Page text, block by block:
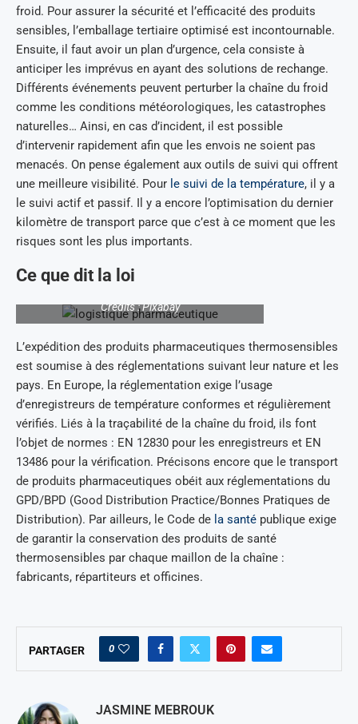
froid. Pour assurer la sécurité et l’efficacité des produits
sensibles, l’emballage tertiaire optimisé est incontournable.
Ensuite, il faut avoir un plan d’urgence, cela consiste à
anticiper les imprévus en ayant des solutions de rechange.
Différents événements peuvent perturber la chaîne du froid
comme les conditions météorologiques, les catastrophes
naturelles… Ainsi, en cas d’incident, il est possible
d’intervenir rapidement afin que les envois ne soient pas
menacés. On pense également aux outils de suivi qui offrent
une meilleure visibilité. Pour le suivi de la température, il y a
le suivi actif et passif. Il y a encore l’optimisation du dernier
kilomètre de transport parce que c’est à ce moment que les
risques sont les plus importants.
Ce que dit la loi
Crédits : Pixabay
L’expédition des produits pharmaceutiques thermosensibles
est soumise à des réglementations suivant leur nature et les
pays. En Europe, la réglementation exige l’usage
d’enregistreurs de température conformes et régulièrement
vérifiés. Liés à la traçabilité de la chaîne du froid, ils font
l’objet de normes : EN 12830 pour les enregistreurs et EN
13486 pour la vérification. Précisons encore que le transport
de produits pharmaceutiques obéit aux réglementations du
GPD/BPD (Good Distribution Practice/Bonnes Pratiques de
Distribution). Par ailleurs, le Code de la santé publique exige
de garantir la conservation des produits de santé
thermosensibles par chaque maillon de la chaîne :
fabricants, répartiteurs et officines.
PARTAGER 0
JASMINE MEBROUK